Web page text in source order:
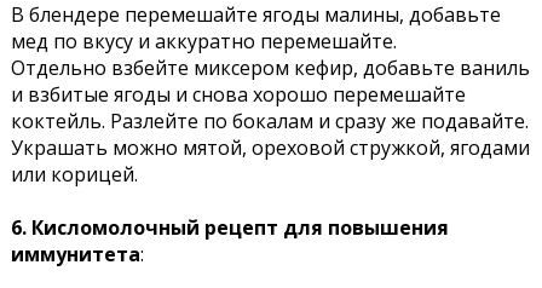
В блендере перемешайте ягоды малины, добавьте
мед по вкусу и аккуратно перемешайте.
Отдельно взбейте миксером кефир, добавьте ваниль
и взбитые ягоды и снова хорошо перемешайте
коктейль. Разлейте по бокалам и сразу же подавайте.
Украшать можно мятой, ореховой стружкой, ягодами
или корицей.
6. Кисломолочный рецепт для повышения
иммунитета: